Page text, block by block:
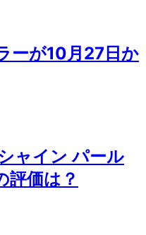
ーが10月27日か
ャイン パール
評価は？